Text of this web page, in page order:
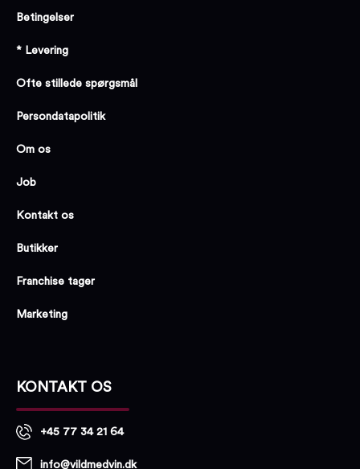
Betingelser
* Levering
Ofte stillede spørgsmål
Persondatapolitik
Om os
Job
Kontakt os
Butikker
Franchise tager
Marketing
KONTAKT OS
+45 77 34 21 64
info@vildmedvin.dk